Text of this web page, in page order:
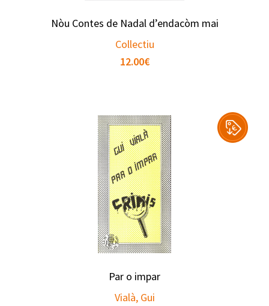
Nòu Contes de Nadal d’endacòm mai
Collectiu
12.00€
Par o impar
Vialà, Gui